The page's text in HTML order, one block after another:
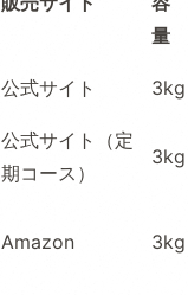
量
公式サイト 3kg
公式サイト（定
期コース）
3kg
Amazon 3kg